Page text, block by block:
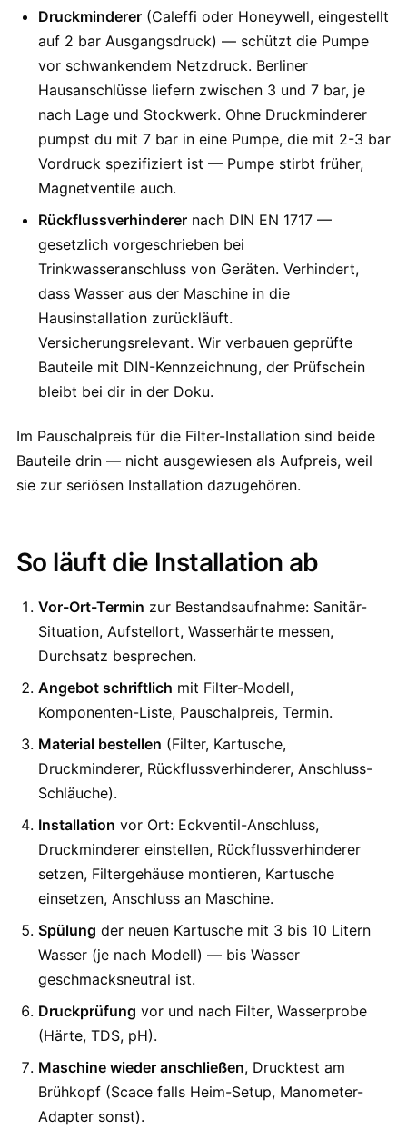
Druckminderer (Caleffi oder Honeywell, eingestellt
auf 2 bar Ausgangsdruck) — schützt die Pumpe
vor schwankendem Netzdruck. Berliner
Hausanschlüsse liefern zwischen 3 und 7 bar, je
nach Lage und Stockwerk. Ohne Druckminderer
pumpst du mit 7 bar in eine Pumpe, die mit 2-3 bar
Vordruck spezifiziert ist — Pumpe stirbt früher,
Magnetventile auch.
Rückflussverhinderer nach DIN EN 1717 —
gesetzlich vorgeschrieben bei
Trinkwasseranschluss von Geräten. Verhindert,
dass Wasser aus der Maschine in die
Hausinstallation zurückläuft.
Versicherungsrelevant. Wir verbauen geprüfte
Bauteile mit DIN-Kennzeichnung, der Prüfschein
bleibt bei dir in der Doku.
Im Pauschalpreis für die Filter-Installation sind beide
Bauteile drin — nicht ausgewiesen als Aufpreis, weil
sie zur seriösen Installation dazugehören.
So läuft die Installation ab
Vor-Ort-Termin zur Bestandsaufnahme: Sanitär-
Situation, Aufstellort, Wasserhärte messen,
Durchsatz besprechen.
Angebot schriftlich mit Filter-Modell,
Komponenten-Liste, Pauschalpreis, Termin.
Material bestellen (Filter, Kartusche,
Druckminderer, Rückflussverhinderer, Anschluss-
Schläuche).
Installation vor Ort: Eckventil-Anschluss,
Druckminderer einstellen, Rückflussverhinderer
setzen, Filtergehäuse montieren, Kartusche
einsetzen, Anschluss an Maschine.
Spülung der neuen Kartusche mit 3 bis 10 Litern
Wasser (je nach Modell) — bis Wasser
geschmacksneutral ist.
Druckprüfung vor und nach Filter, Wasserprobe
(Härte, TDS, pH).
Maschine wieder anschließen, Drucktest am
Brühkopf (Scace falls Heim-Setup, Manometer-
Adapter sonst).